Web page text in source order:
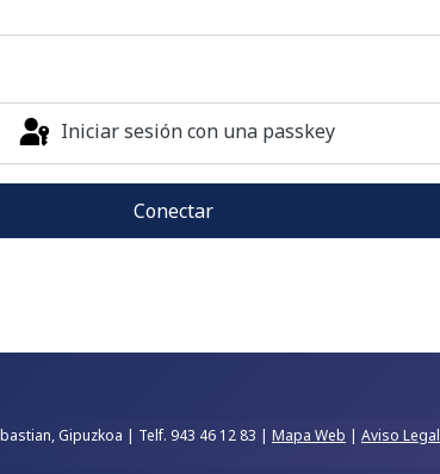
Iniciar sesión con una passkey
Conectar
Gipuzkoa | Telf. 943 46 12 83 | Mapa Web | Aviso Legal